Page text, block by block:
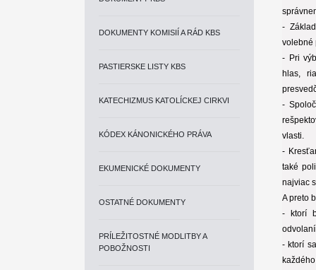
DOKUMENTY KOMISIÍ A RÁD KBS
PASTIERSKE LISTY KBS
KATECHIZMUS KATOLÍCKEJ CIRKVI
KÓDEX KÁNONICKÉHO PRÁVA
EKUMENICKÉ DOKUMENTY
OSTATNÉ DOKUMENTY
PRÍLEŽITOSTNÉ MODLITBY A
POBOŽNOSTI
-
volebné
- Pri
hlas,
-
vlasti.
-
také
najviac
A preto
- ktorí
- ktorí